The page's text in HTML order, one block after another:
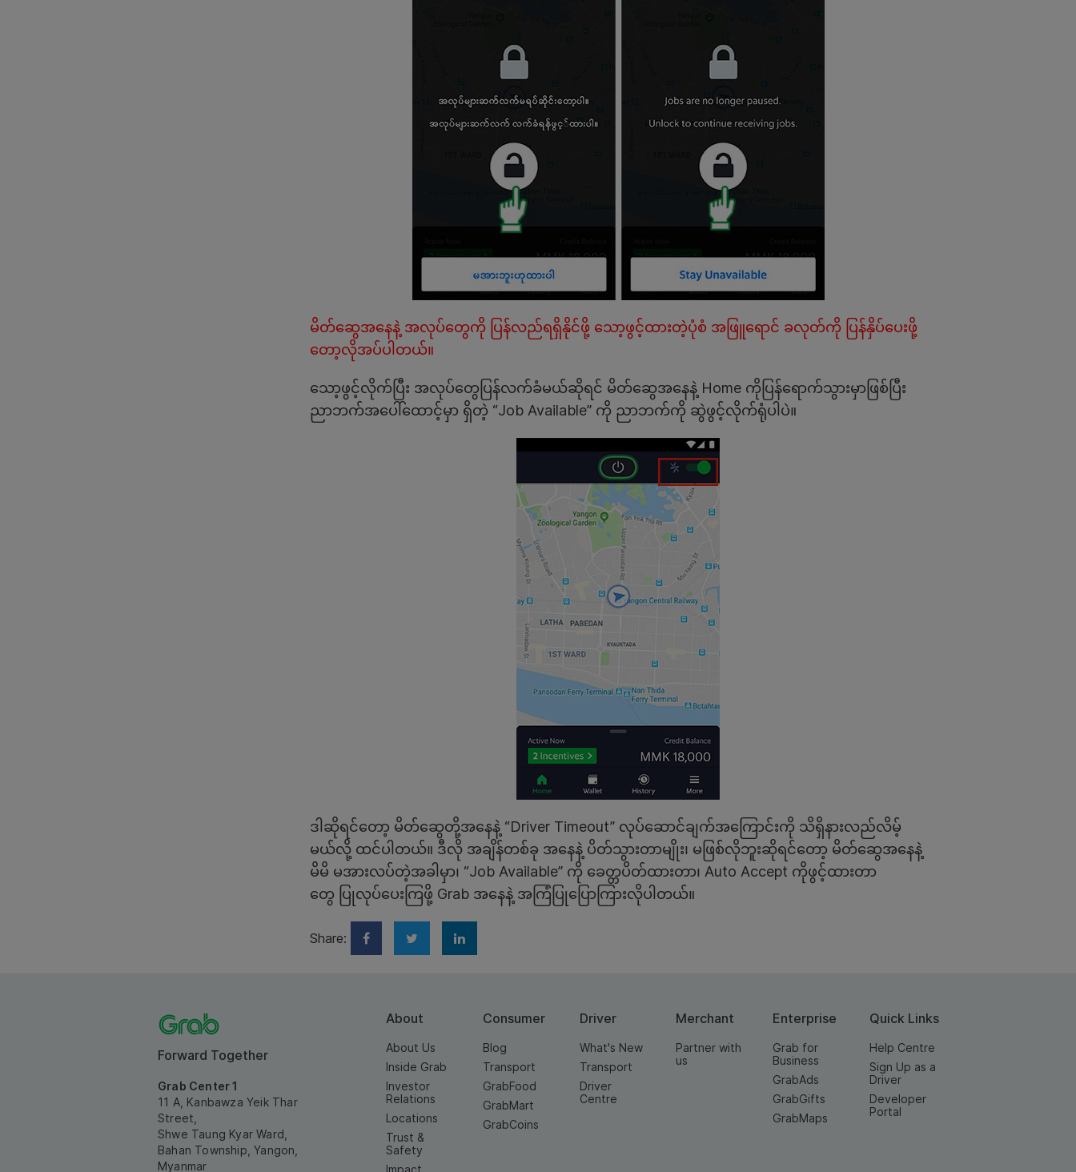
မိတ်ဆွေအနေနဲ့ အလုပ်တွေကို ပြန်လည်ရရှိနိုင်ဖို့ သော့ဖွင့်ထားတဲ့ပုံစံ အဖြူရောင် ခလုတ်ကို ပြန်နှိပ်ပေးဖို့
တော့လိုအပ်ပါတယ်။
သော့ဖွင့်လိုက်ပြီး အလုပ်တွေပြန်လက်ခံမယ်ဆိုရင် မိတ်ဆွေအနေနဲ့ Home ကိုပြန်ရောက်သွားမှာဖြစ်ပြီး
ညာဘက်အပေါ်ထောင့်မှာ ရှိတဲ့ “Job Available” ကို ညာဘက်ကို ဆွဲဖွင့်လိုက်ရုံပါပဲ။
ဒါဆိုရင်တော့ မိတ်ဆွေတို့အနေနဲ့ “Driver Timeout” လုပ်ဆောင်ချက်အကြောင်းကို သိရှိနားလည်လိမ့်
မယ်လို့ ထင်ပါတယ်။ ဒီလို အချိန်တစ်ခု အနေနဲ့ ပိတ်သွားတာမျိုး၊ မဖြစ်လိုဘူးဆိုရင်တော့ မိတ်ဆွေအနေနဲ့
မိမိ မအားလပ်တဲ့အခါမှာ၊ “Job Available” ကို ခေတ္တပိတ်ထားတာ၊ Auto Accept ကိုဖွင့်ထားတာ
တွေ ပြုလုပ်ပေးကြဖို့ Grab အနေနဲ့ အကြံပြုပြောကြားလိုပါတယ်။
Share:
Forward Together
Grab Center 1
11 A, Kanbawza Yeik Thar
Street,
Shwe Taung Kyar Ward,
Bahan Township, Yangon,
Myanmar
About
About Us
Inside Grab
Investor
Relations
Locations
Trust &
Safety
Impact
Consumer
Blog
Transport
GrabFood
GrabMart
GrabCoins
Driver
What's New
Transport
Driver
Centre
Merchant
Partner with
us
Enterprise
Grab for
Business
GrabAds
GrabGifts
GrabMaps
Quick Links
Help Centre
Sign Up as a
Driver
Developer
Portal